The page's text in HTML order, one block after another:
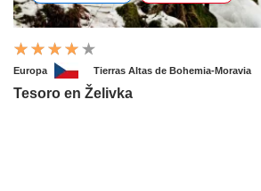
Europa Tierras Altas de Bohemia-Moravia
Tesoro en Želivka